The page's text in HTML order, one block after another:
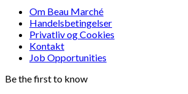
Om Beau Marché
Handelsbetingelser
Privatliv og Cookies
Kontakt
Job Opportunities
Be the first to know